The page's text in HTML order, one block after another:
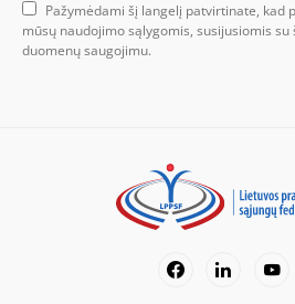
Pažymėdami šį langelį patvirtinate, kad
mūsų naudojimo sąlygomis, susijusiomis
duomenų saugojimu.